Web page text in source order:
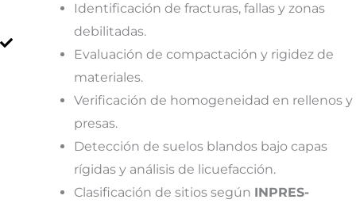
Identificación de fracturas, fallas y zonas
debilitadas.
Evaluación de compactación y rigidez de
materiales.
Verificación de homogeneidad en rellenos y
presas.
Detección de suelos blandos bajo capas
rígidas y análisis de licuefacción.
Clasificación de sitios según INPRES-